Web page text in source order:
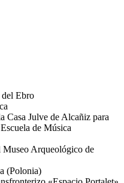
Ebro
Casa Julve de Alcañiz para
de Música
Arqueológico de
(Polonia)